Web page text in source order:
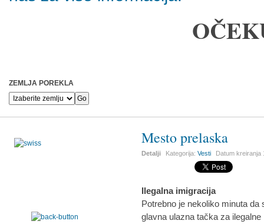
ZEMLJA POREKLA
Mesto prelaska
Detalji Kategorija:Vesti Datum kreiranja
Ilegalna imigracija
Potrebno je nekoliko minuta
glavna ulazna tačka za